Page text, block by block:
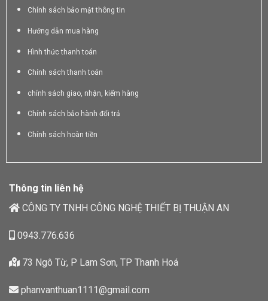
Chính sách bảo mật thông tin
Hướng dẫn mua hàng
Hình thức thanh toán
Chính sách thanh toán
chính sách giao, nhận, kiểm hàng
Chính sách bảo hành đổi trả
Chính sách hoàn tiền
Thông tin liên hệ
CÔNG TY TNHH CÔNG NGHỆ THIẾT BỊ THUẬN AN
0943.776.636
73 Ngô Từ, P Lam Sơn, TP Thanh Hoá
phanvanthuan1111@gmail.com